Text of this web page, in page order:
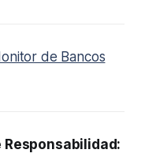
de Bancos